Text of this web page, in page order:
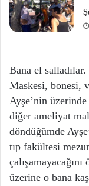
Bana el
Maskesi, bonesi,
Ayşe’nin
diğer ameliyat
döndüğümde
tıp fakültesi
üzerine o bana